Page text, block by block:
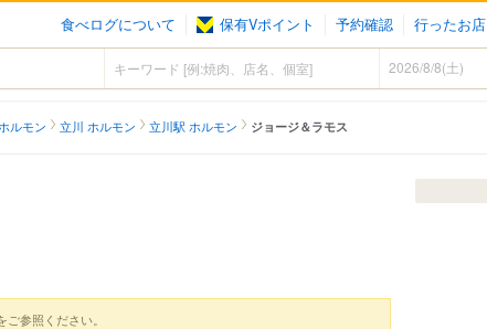
食べログについて 保有Vポイント 予約確認 行ったお店
ルモン 立川 ホルモン 立川駅 ホルモン ジョージ＆ラモス
ご参照ください。